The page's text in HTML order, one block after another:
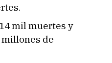
mil muertes y
de